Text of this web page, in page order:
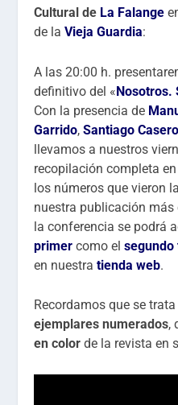
Cultural de La Falange
de laVieja Guardia:
A las 20:00 h.
definitivo del «Nosotros.
Con la presencia de
Garrido,Santiago Casero
llevamos a nuestros
recopilación completa
los números que vieron
nuestra publicación
la conferencia se podrá
primer como elsegundo
en nuestratienda web.
Recordamos que se
ejemplares numerados,
en color de la revista en